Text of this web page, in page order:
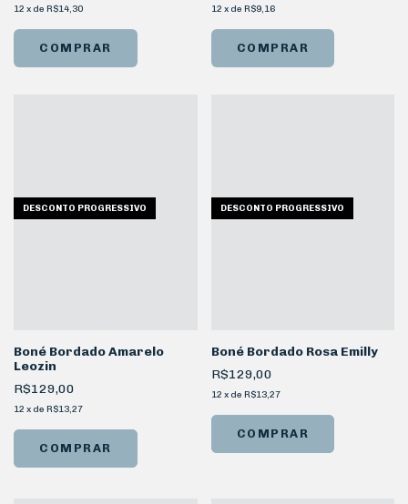
12 x de R$14,30
COMPRAR
12 x de R$9,16
COMPRAR
DESCONTO PROGRESSIVO
Boné Bordado Amarelo
Leozin
R$129,00
12 x de R$13,27
DESCONTO PROGRESSIVO
Boné Bordado Rosa Emilly
R$129,00
12 x de R$13,27